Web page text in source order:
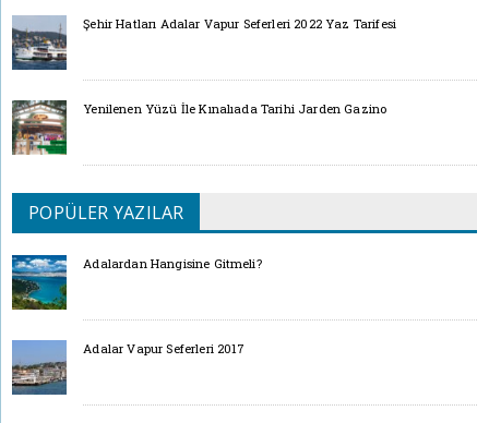
Şehir Hatları Adalar Vapur Seferleri 2022 Yaz Tarifesi
Yenilenen Yüzü İle Kınalıada Tarihi Jarden Gazino
POPÜLER YAZILAR
Adalardan Hangisine Gitmeli?
Adalar Vapur Seferleri 2017